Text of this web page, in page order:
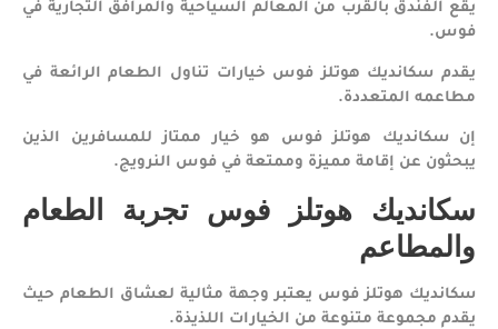
يقع الفندق بالقرب من المعالم السياحية والمرافق التجارية في
فوس.
يقدم سكانديك هوتلز فوس خيارات تناول الطعام الرائعة في
مطاعمه المتعددة.
إن سكانديك هوتلز فوس هو خيار ممتاز للمسافرين الذين
يبحثون عن إقامة مميزة وممتعة في فوس النرويج.
سكانديك هوتلز فوس تجربة الطعام
والمطاعم
سكانديك هوتلز فوس يعتبر وجهة مثالية لعشاق الطعام حيث
يقدم مجموعة متنوعة من الخيارات اللذيذة.